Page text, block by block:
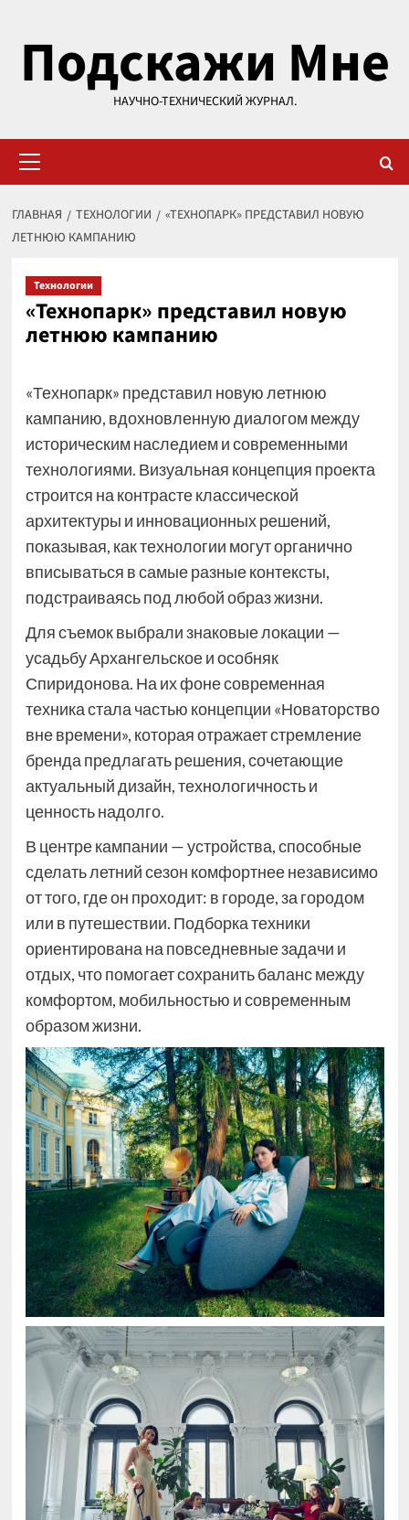
содержимому
Подскажи Мне
НАУЧНО-ТЕХНИЧЕСКИЙ ЖУРНАЛ.
меню
ГЛАВНАЯ ТЕХНОЛОГИИ
«ТЕХНОПАРК» ПРЕДСТАВИЛ НОВУЮ
ЛЕТНЮЮ КАМПАНИЮ
Технологии
«Технопарк» представил новую
летнюю кампанию
«Технопарк» представил новую летнюю
кампанию, вдохновленную диалогом между
историческим наследием и современными
технологиями. Визуальная концепция проекта
строится на контрасте классической
архитектуры и инновационных решений,
показывая, как технологии могут органично
вписываться в самые разные контексты,
подстраиваясь под любой образ жизни.
Для съемок выбрали знаковые локации —
усадьбу Архангельское и особняк
Спиридонова. На их фоне современная
техника стала частью концепции «Новаторство
вне времени», которая отражает стремление
бренда предлагать решения, сочетающие
актуальный дизайн, технологичность и
ценность надолго.
В центре кампании — устройства, способные
сделать летний сезон комфортнее независимо
от того, где он проходит: в городе, за городом
или в путешествии. Подборка техники
ориентирована на повседневные задачи и
отдых, что помогает сохранить баланс между
комфортом, мобильностью и современным
образом жизни.